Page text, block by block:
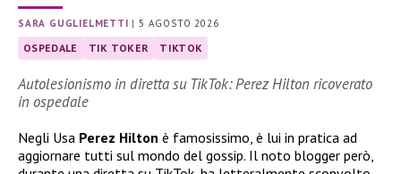
SARA GUGLIELMETTI |5 AGOSTO 2026
OSPEDALE TIK TOKER TIKTOK
Autolesionismo in diretta su TikTok: Perez Hilton ricoverato
in ospedale
Negli Usa Perez Hilton è famosissimo, è lui in pratica ad
aggiornare tutti sul mondo del gossip. Il noto blogger però,